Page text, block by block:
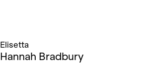
Elisetta
Hannah Bradbury